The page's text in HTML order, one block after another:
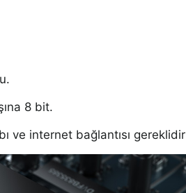
8 bit.
ve internet bağlantısı gereklidir